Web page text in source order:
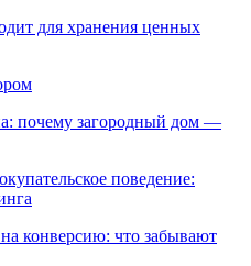
для хранения ценных
почему загородный дом —
поведение:
конверсию: что забывают